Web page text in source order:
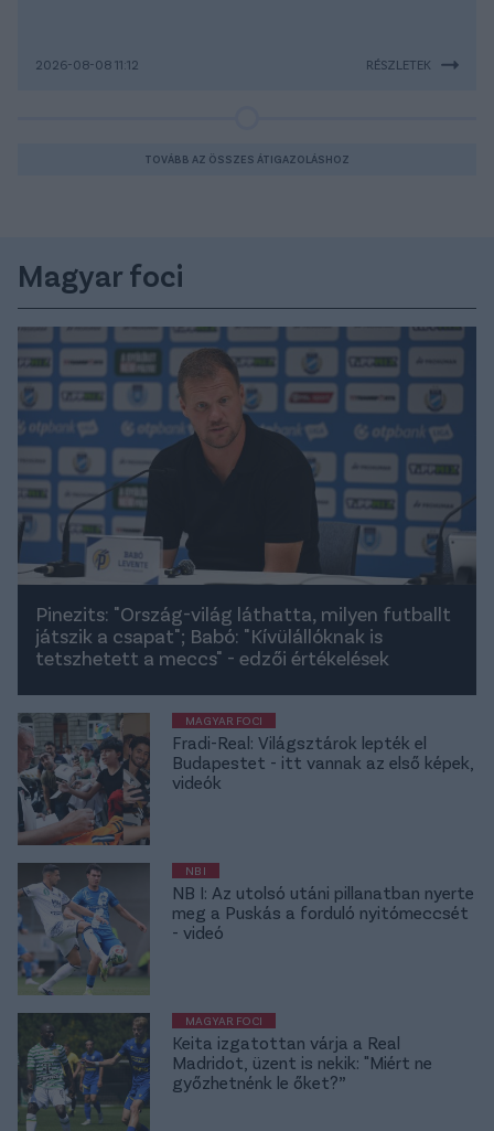
2026-08-08 11:12 RÉSZLETEK
TOVÁBB AZ ÖSSZES ÁTIGAZOLÁSHOZ
Magyar foci
Pinezits: "Ország-világ láthatta, milyen futballt
játszik a csapat"; Babó: "Kívülállóknak is
tetszhetett a meccs" - edzői értékelések
MAGYAR FOCI
Fradi-Real: Világsztárok lepték el
Budapestet - itt vannak az első képek,
videók
NB I
NB I: Az utolsó utáni pillanatban nyerte
meg a Puskás a forduló nyitómeccsét
- videó
MAGYAR FOCI
Keita izgatottan várja a Real
Madridot, üzent is nekik: "Miért ne
győzhetnénk le őket?”